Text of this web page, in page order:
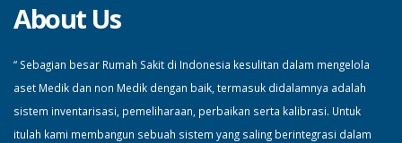
About Us
“ Sebagian besar Rumah Sakit di Indonesia kesulitan dalam mengelola
aset Medik dan non Medik dengan baik, termasuk didalamnya adalah
sistem inventarisasi, pemeliharaan, perbaikan serta kalibrasi. Untuk
itulah kami membangun sebuah sistem yang saling berintegrasi dalam